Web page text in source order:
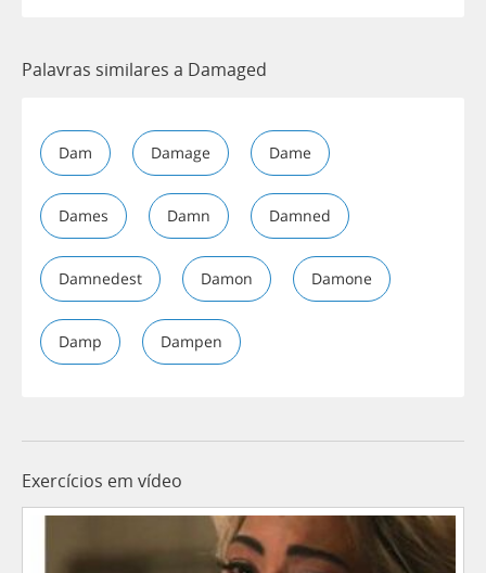
Palavras similares a Damaged
Dam Damage Dame
Dames Damn Damned
Damnedest Damon Damone
Damp Dampen
Exercícios em vídeo